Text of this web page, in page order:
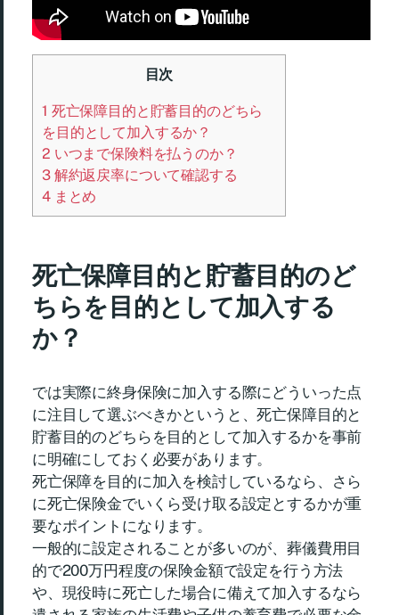
目次
1 死亡保障目的と貯蓄目的のどちら
を目的として加入するか？
2 いつまで保険料を払うのか？
3解約返戻率について確認する
4まとめ
死亡保障目的と貯蓄目的のど
ちらを目的として加入する
か？
では実際に終身保険に加入する際にどういった点
に注目して選ぶべきかというと、死亡保障目的と
貯蓄目的のどちらを目的として加入するかを事前
に明確にしておく必要があります。
死亡保障を目的に加入を検討しているなら、さら
に死亡保険金でいくら受け取る設定とするかが重
要なポイントになります。
一般的に設定されることが多いのが、葬儀費用目
的で200万円程度の保険金額で設定を行う方法
や、現役時に死亡した場合に備えて加入するなら